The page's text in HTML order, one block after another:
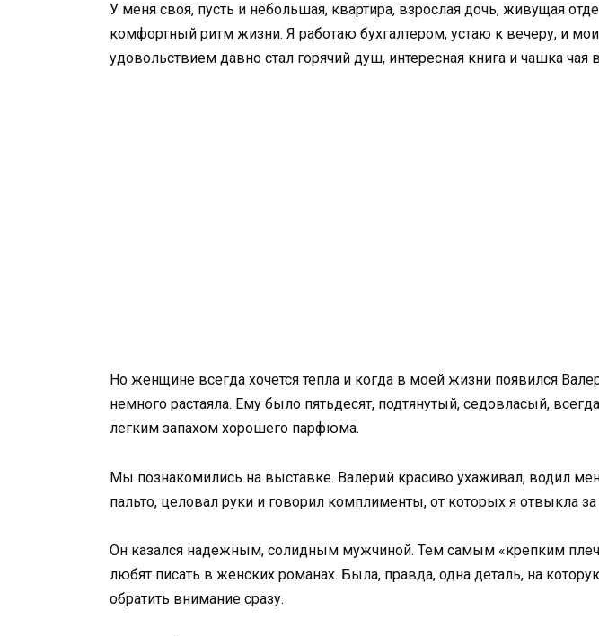
У меня своя, пусть и небольшая, квартира, взрослая дочь, живущая
комфортный ритм жизни. Я работаю бухгалтером, устаю к вечеру, и
удовольствием давно стал горячий душ, интересная книга и чашка чая
Но женщине всегда хочется тепла и когда в моей жизни появился
немного растаяла. Ему было пятьдесят, подтянутый, седовласый,
легким запахом хорошего парфюма.
Мы познакомились на выставке. Валерий красиво ухаживал, водил
пальто, целовал руки и говорил комплименты, от которых я отвыкла
Он казался надежным, солидным мужчиной. Тем самым «крепким
любят писать в женских романах. Была, правда, одна деталь, на
обратить внимание сразу.